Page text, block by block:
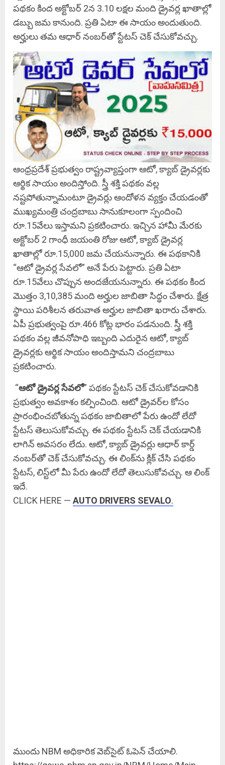
పథకం కింద అక్టోబర్ 2న 3.10 లక్షల మంది డ్రైవర్ల ఖాతాల్లో
డబ్బు జమ కానుంది. ప్రతి ఏటా ఈ సాయం అందుతుంది.
అర్హులు తమ ఆధార్ నంబర్‌తో స్టేటస్ చెక్ చేసుకోవచ్చు.
ఆంధ్రప్రదేశ్ ప్రభుత్వం రాష్ట్రవ్యాప్తంగా ఆటో, క్యాబ్ డ్రైవర్లకు
ఆర్థిక సాయం అందిస్తోంది. స్త్రీ శక్తి పథకం వల్ల
నష్టపోతున్నామంటూ డ్రైవర్లు ఆందోళన వ్యక్తం చేయడంతో
ముఖ్యమంత్రి చంద్రబాబు సానుకూలంగా స్పందించి
రూ.15వేలు ఇస్తామని ప్రకటించారు. ఇచ్చిన హామీ మేరకు
అక్టోబర్ 2 గాంధీ జయంతి రోజు ఆటో, క్యాబ్ డ్రైవర్ల
ఖాతాల్లో రూ.15,000 జమ చేయనున్నారు. ఈ పథకానికి
“ఆటో డ్రైవర్ల సేవలో” అనే పేరు పెట్టారు. ప్రతి ఏటా
రూ.15వేలు చొప్పున అందజేయనున్నారు. ఈ పథకం కింద
మొత్తం 3,10,385 మంది అర్హుల జాబితా సిద్ధం చేశారు. క్షేత్ర
స్థాయి పరిశీలన తరువాత అర్హుల జాబితా ఖరారు చేశారు.
ఏపీ ప్రభుత్వంపై రూ.466 కోట్ల భారం పడనుంది. స్త్రీ శక్తి
పథకం వల్ల జీవనోపాధి ఇబ్బంది ఎదురైన ఆటో, క్యాబ్
డ్రైవర్లకు ఆర్థిక సాయం అందిస్తామని చంద్రబాబు
ప్రకటించారు.
“ఆటో డ్రైవర్ల సేవలో” పథకం స్టేటస్ చెక్ చేసుకోవడానికి
ప్రభుత్వం అవకాశం కల్పించింది. ఆటో డ్రైవర్‌ల కోసం
ప్రారంభించబోతున్న పథకం జాబితాలో పేరు ఉందో లేదో
స్టేటస్ తెలుసుకోవచ్చు. ఈ పథకం స్టేటస్ చెక్ చేయడానికి
లాగిన్ అవసరం లేదు. ఆటో, క్యాబ్ డ్రైవర్లు ఆధార్ కార్డ్
నంబర్‌తో చెక్ చేసుకోవచ్చు. ఈ లింక్‌ను క్లిక్ చేసి పథకం
స్టేటస్, లిస్ట్‌లో మీ పేరు ఉందో లేదో తెలుసుకోవచ్చు. ఆ లింక్
ఇదే.
CLICK HERE — AUTO DRIVERS SEVALO.
ముందు NBM అధికారిక వెబ్‌సైట్ ఓపెన్ చేయాలి.